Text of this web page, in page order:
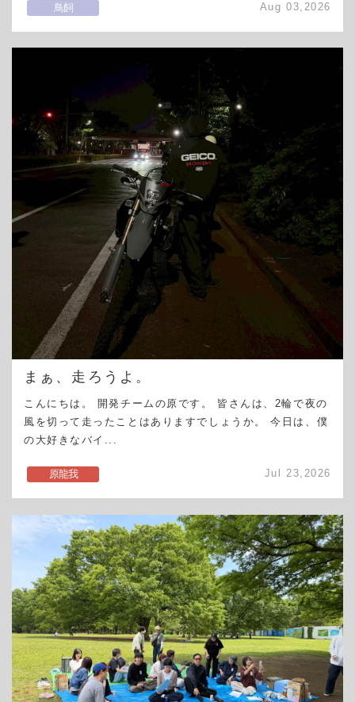
鳥飼 Aug 03,2026
まぁ、走ろうよ。
こんにちは。 開発チームの原です。 皆さんは、2輪で夜の
風を切って走ったことはありますでしょうか。 今日は、僕
の大好きなバイ...
原龍我 Jul 23,2026